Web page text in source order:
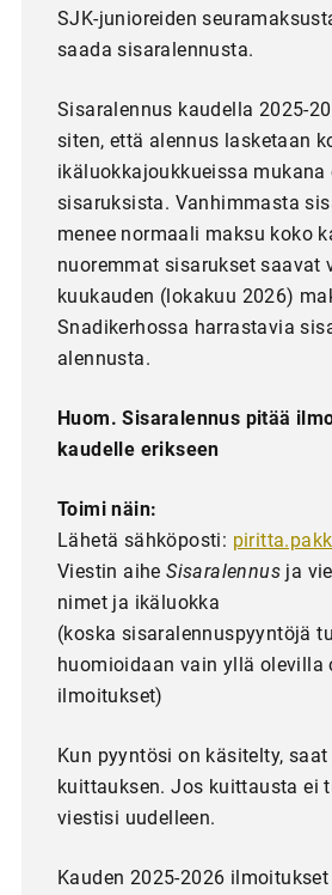
SJK-junioreiden
saada sisaralennusta.
Sisaralennus kaudella 2025-
siten, että alennus lasketaan
ikäluokkajoukkueissa mukana
sisaruksista. Vanhimmasta
menee normaali maksu koko
nuoremmat sisarukset saavat
kuukauden (lokakuu 2026)
Snadikerhossa harrastavia
alennusta.
Huom. Sisaralennus pitää
kaudelle erikseen
Toimi näin:
Lähetä sähköposti:
Viestin aiheSisaralennusja
nimet ja ikäluokka
(koska sisaralennuspyyntöjä
huomioidaan vain yllä olevilla
ilmoitukset)
Kun pyyntösi on käsitelty,
kuittauksen. Jos kuittausta ei
viestisi uudelleen.
Kauden 2025-2026